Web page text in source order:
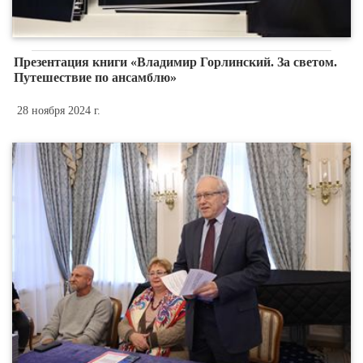
Презентация книги «Владимир Горлинский. За светом.
Путешествие по ансамблю»
28 ноября 2024 г.